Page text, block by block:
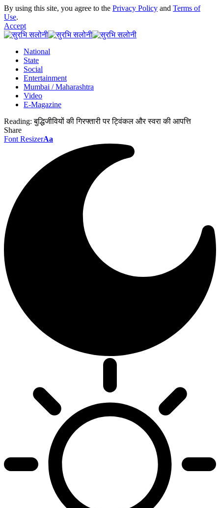
By using this site, you agree to the Privacy Policy and Terms of
Use.
Accept
National
State
Social
Entertainment
Mumbai / Maharashtra
Video
E-Magazine
Reading: बुद्धिजीवियों की गिरफ्तारी पर ट्विंकल और स्वरा की आपत्ति
Share
Font ResizerAa